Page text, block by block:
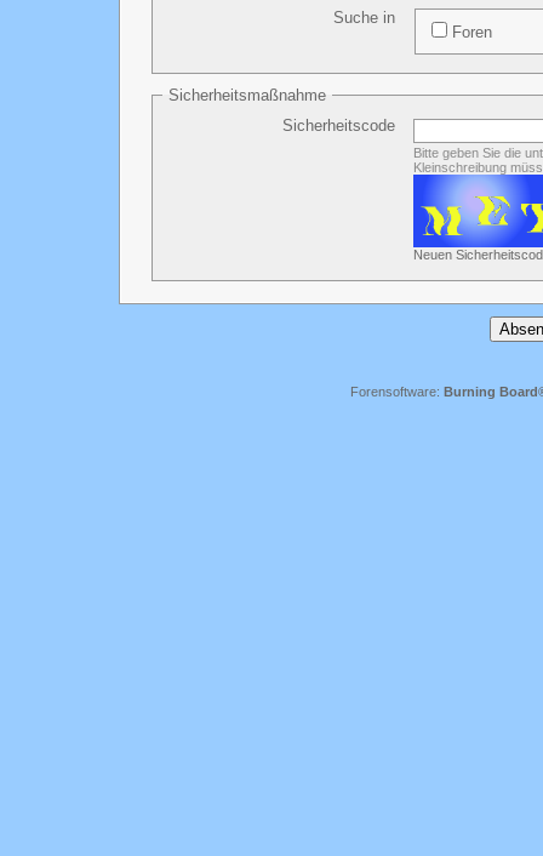
Suche in
Foren
Sicherheitsmaßnahme
Sicherheitscode
Bitte geben Sie die
Kleinschreibung
Neuen
Forensoftware: Burning